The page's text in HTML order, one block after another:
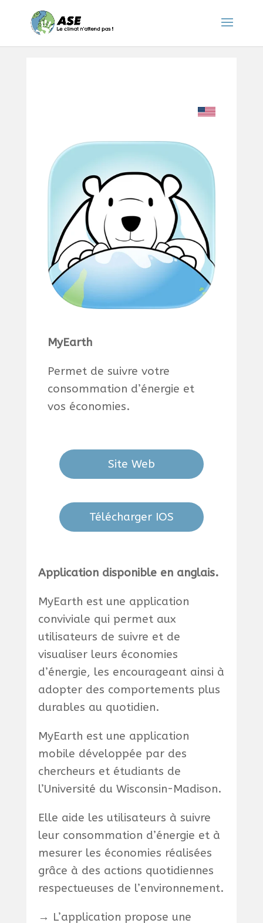
MyEarth
Permet de suivre votre
consommation d’énergie et
vos économies.
Site Web
Télécharger IOS
Application disponible en anglais.
MyEarth est une application
conviviale qui permet aux
utilisateurs de suivre et de
visualiser leurs économies
d’énergie, les encourageant ainsi à
adopter des comportements plus
durables au quotidien.
MyEarth est une application
mobile développée par des
chercheurs et étudiants de
l’Université du Wisconsin-Madison.
Elle aide les utilisateurs à suivre
leur consommation d’énergie et à
mesurer les économies réalisées
grâce à des actions quotidiennes
respectueuses de l’environnement.
→ L’application propose une